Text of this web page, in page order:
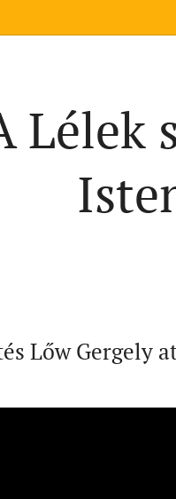
Lélek
Lőw Gergely